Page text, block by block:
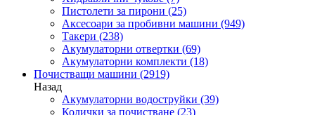
Пистолети за пирони (25)
Аксесоари за пробивни машини (949)
Такери (238)
Акумулаторни отвертки (69)
Акумулаторни комплекти (18)
Почистващи машини (2919)
Назад
Акумулаторни водоструйки (39)
Колички за почистване (23)